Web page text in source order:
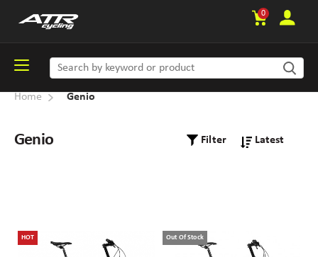
0
Home Genio
Genio Filter
HOT Out Of Stock